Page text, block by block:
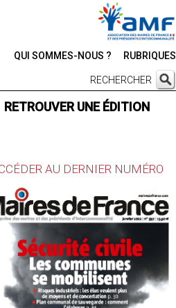
QUI SOMMES-NOUS ? RUBRIQUES
RECHERCHER
RETROUVER UNE ÉDITION
AU DERNIER NUMÉRO